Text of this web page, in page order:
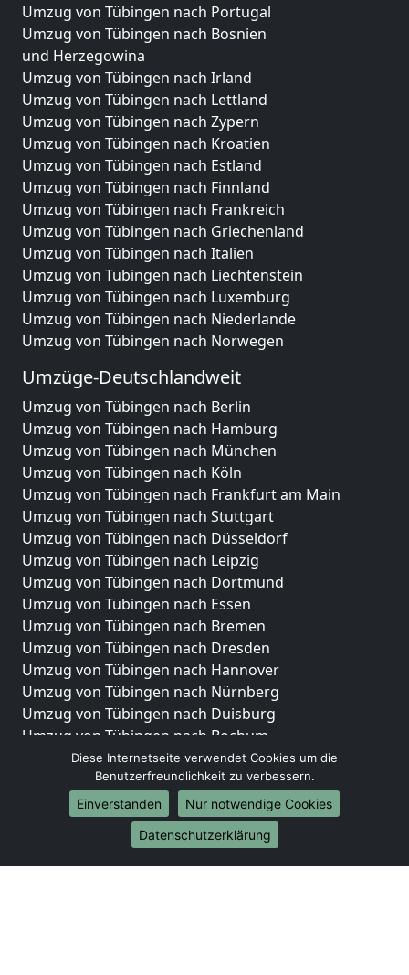
Umzug von Tübingen nach Portugal
Umzug von Tübingen nach Bosnien
und Herzegowina
Umzug von Tübingen nach Irland
Umzug von Tübingen nach Lettland
Umzug von Tübingen nach Zypern
Umzug von Tübingen nach Kroatien
Umzug von Tübingen nach Estland
Umzug von Tübingen nach Finnland
Umzug von Tübingen nach Frankreich
Umzug von Tübingen nach Griechenland
Umzug von Tübingen nach Italien
Umzug von Tübingen nach Liechtenstein
Umzug von Tübingen nach Luxemburg
Umzug von Tübingen nach Niederlande
Umzug von Tübingen nach Norwegen
Umzüge-Deutschlandweit
Umzug von Tübingen nach Berlin
Umzug von Tübingen nach Hamburg
Umzug von Tübingen nach München
Umzug von Tübingen nach Köln
Umzug von Tübingen nach Frankfurt am Main
Umzug von Tübingen nach Stuttgart
Umzug von Tübingen nach Düsseldorf
Umzug von Tübingen nach Leipzig
Umzug von Tübingen nach Dortmund
Umzug von Tübingen nach Essen
Umzug von Tübingen nach Bremen
Umzug von Tübingen nach Dresden
Umzug von Tübingen nach Hannover
Umzug von Tübingen nach Nürnberg
Umzug von Tübingen nach Duisburg
Umzug von Tübingen nach Bochum
Umzug von Tübingen nach Wuppertal
Umzug von Tübingen nach Bielefeld
Umzug von Tübingen nach Bonn
Umzug von Tübingen nach Münster
Diese Internetseite verwendet Cookies um die
Benutzerfreundlichkeit zu verbessern.
Einverstanden
Nur notwendige Cookies
Datenschutzerklärung